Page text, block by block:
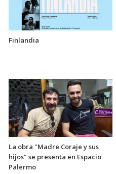
Finlandia
La obra "Madre Coraje y sus
hijos" se presenta en Espacio
Palermo